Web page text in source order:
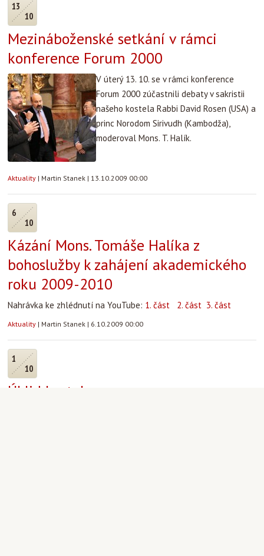
13
10
Mezináboženské setkání v rámci
konference Forum 2000
V úterý 13. 10. se v rámci konference
Forum 2000 zúčastnili debaty v sakristii
našeho kostela Rabbi David Rosen (USA) a
princ Norodom Sirivudh (Kambodža),
moderoval Mons. T. Halík.
Aktuality | Martin Stanek | 13.10.2009 00:00
6
10
Kázání Mons. Tomáše Halíka z
bohoslužby k zahájení akademického
roku 2009-2010
Nahrávka ke zhlédnutí na YouTube: 1. část 2. část 3. část
Aktuality | Martin Stanek | 6.10.2009 00:00
1
10
Úklid kostela